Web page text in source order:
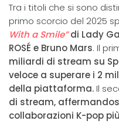
Tra i titoli che si sono
primo scorcio del 2025
With a Smile”di Lady
ROSÉ e Bruno Mars. Il
miliardi di stream su
veloce a superare i 2
della piattaforma.Il
di stream,
collaborazioni K-pop